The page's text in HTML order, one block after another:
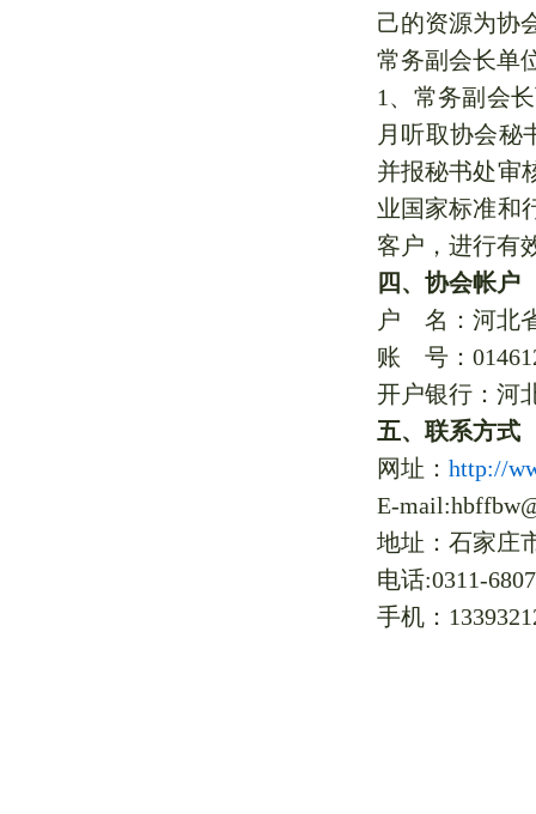
己的资源为协
常务副会长单
1、常务副会
月听取协会秘
并报秘书处审
业国家标准和
客户，进行有
四、协会帐户
户 名：河北
账 号：
开户银行：河
五、联系方式
网址： http://
E-
地址：石家庄
电话:0311-
手机：